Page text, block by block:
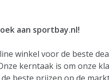
aan sportbay.nl!
winkel voor de beste
kerntaak is om onze